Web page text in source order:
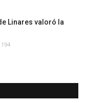
Linares valoró la
194